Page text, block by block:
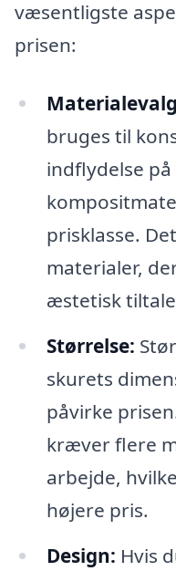
væsentligste
prisen:
bruges til
indflydelse
prisklasse.
materialer,
æstetisk
Størrelse:
skurets
påvirke
kræver flere
arbejde,
højere pris.
Design: Hvis